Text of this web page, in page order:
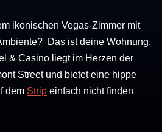
ikonischen Vegas-Zimmer mit
Das ist deine Wohnung.
& Casino liegt im Herzen der
Street und bietet eine hippe
dem Strip einfach nicht finden